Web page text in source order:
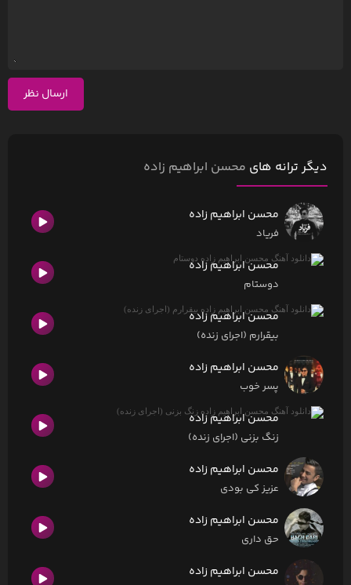
ارسال نظر
دیگر ترانه های محسن ابراهیم زاده
محسن ابراهیم زاده
فریاد
محسن ابراهیم زاده
دوستام
محسن ابراهیم زاده
بیقرارم (اجرای زنده)
محسن ابراهیم زاده
پسر خوب
محسن ابراهیم زاده
زنگ بزنی (اجرای زنده)
محسن ابراهیم زاده
عزیز کی بودی
محسن ابراهیم زاده
حق داری
محسن ابراهیم زاده